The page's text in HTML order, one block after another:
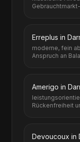
Erreplus in
moderne, fein
Anspruch an
Amerigo in
Rückenfreiheit
Devoucoux in